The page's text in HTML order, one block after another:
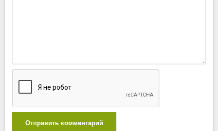
Отправить комментарий